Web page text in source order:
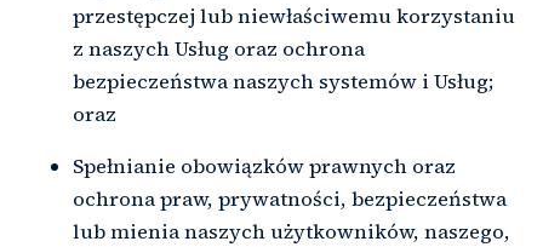
przestępczej lub niewłaściwemu korzystaniu
z naszych Usług oraz ochrona
bezpieczeństwa naszych systemów i Usług;
oraz
Spełnianie obowiązków prawnych oraz
ochrona praw, prywatności, bezpieczeństwa
lub mienia naszych użytkowników, naszego,